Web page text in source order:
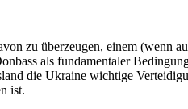
zu überzeugen, einem (wenn
als fundamentaler
die Ukraine wichtige
ist.